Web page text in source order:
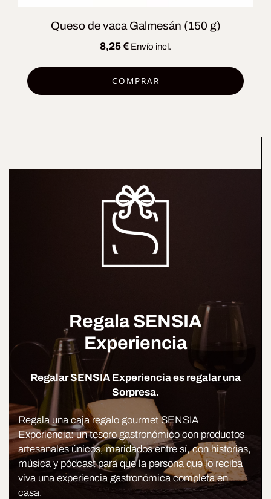
Queso de vaca Galmesán (150 g)
8,25€ Envío incl.
COMPRAR
Regala SENSIA
Experiencia
Regalar SENSIA Experiencia es regalar una
Sorpresa.
Regala una caja regalo gourmet SENSIA
Experiencia: un tesoro gastronómico con productos
artesanales únicos, maridados entre sí, con historias,
música y pódcast para que la persona que lo reciba
viva una experiencia gastronómica completa en
casa.